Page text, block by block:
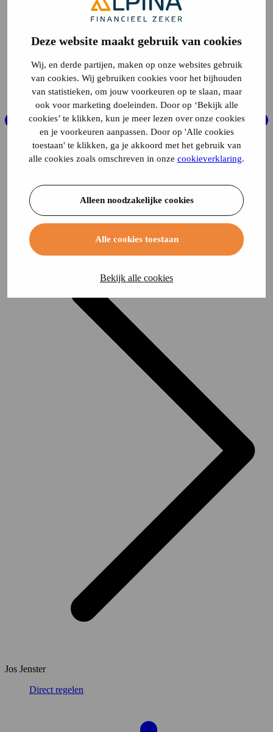
Deze website maakt gebruik van cookies
Wij, en derde partijen, maken op onze websites gebruik
van cookies. Wij gebruiken cookies voor het bijhouden
van statistieken, om jouw voorkeuren op te slaan, maar
ook voor marketing doeleinden. Door op ‘Bekijk alle
cookies’ te klikken, kun je meer lezen over onze cookies
en je voorkeuren aanpassen. Door op 'Alle cookies
toestaan' te klikken, ga je akkoord met het gebruik van
alle cookies zoals omschreven in onze cookieverklaring.
Alleen noodzakelijke cookies
Alle cookies toestaan
Bekijk alle cookies
Jos Jenster
Direct regelen